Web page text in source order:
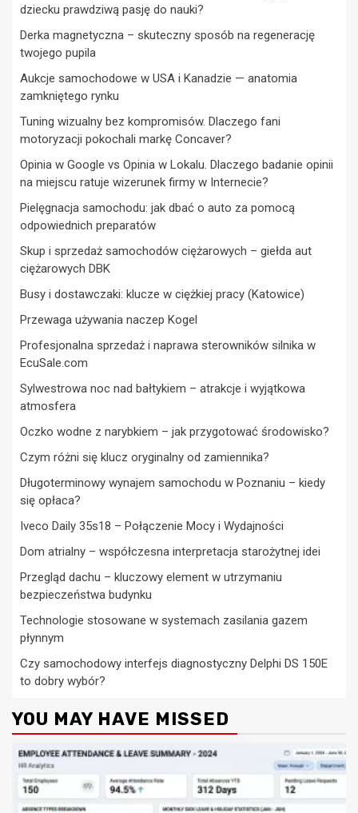
dziecku prawdziwą pasję do nauki?
Derka magnetyczna – skuteczny sposób na regenerację
twojego pupila
Aukcje samochodowe w USA i Kanadzie — anatomia
zamkniętego rynku
Tuning wizualny bez kompromisów. Dlaczego fani
motoryzacji pokochali markę Concaver?
Opinia w Google vs Opinia w Lokalu. Dlaczego badanie opinii
na miejscu ratuje wizerunek firmy w Internecie?
Pielęgnacja samochodu: jak dbać o auto za pomocą
odpowiednich preparatów
Skup i sprzedaż samochodów ciężarowych – giełda aut
ciężarowych DBK
Busy i dostawczaki: klucze w ciężkiej pracy (Katowice)
Przewaga używania naczep Kogel
Profesjonalna sprzedaż i naprawa sterowników silnika w
EcuSale.com
Sylwestrowa noc nad bałtykiem – atrakcje i wyjątkowa
atmosfera
Oczko wodne z narybkiem – jak przygotować środowisko?
Czym różni się klucz oryginalny od zamiennika?
Długoterminowy wynajem samochodu w Poznaniu – kiedy
się opłaca?
Iveco Daily 35s18 – Połączenie Mocy i Wydajności
Dom atrialny – współczesna interpretacja starożytnej idei
Przegląd dachu – kluczowy element w utrzymaniu
bezpieczeństwa budynku
Technologie stosowane w systemach zasilania gazem
płynnym
Czy samochodowy interfejs diagnostyczny Delphi DS 150E
to dobry wybór?
YOU MAY HAVE MISSED